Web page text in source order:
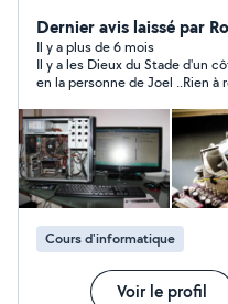
Assistance / Cours /
Installation / Nettoyage /
Montage PC / Conseils /
compositeur et
dispense également des
latines (salsa porto, salsa
Dernier avis laissé par
Il y a plus de 6 mois
Il y a les Dieux du Stade d'un
en la personne de Joel ..Rien à redire, que des éloges à faire :
plus que corrects en fonction
recommande
Cours d'informatique
Voir le profil